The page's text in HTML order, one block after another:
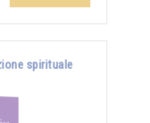
spirituale